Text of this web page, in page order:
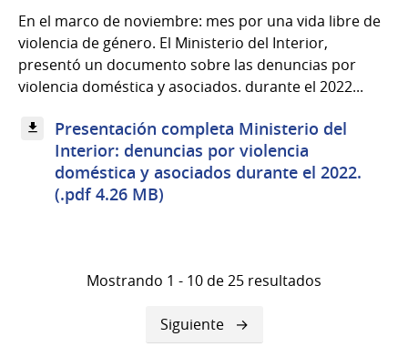
En el marco de noviembre: mes por una vida libre de
violencia de género. El Ministerio del Interior,
presentó un documento sobre las denuncias por
violencia doméstica y asociados. durante el 2022...
Presentación completa Ministerio del
Interior: denuncias por violencia
doméstica y asociados durante el 2022.
(.pdf 4.26 MB)
Mostrando 1 - 10 de 25 resultados
Siguiente
página
Siguiente